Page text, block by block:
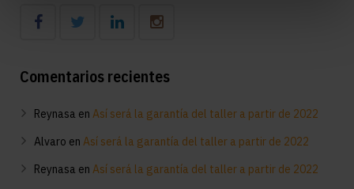
Comentarios recientes
Reynasa en Así será la garantía del taller a partir de 2022
Alvaro en Así será la garantía del taller a partir de 2022
Reynasa en Así será la garantía del taller a partir de 2022